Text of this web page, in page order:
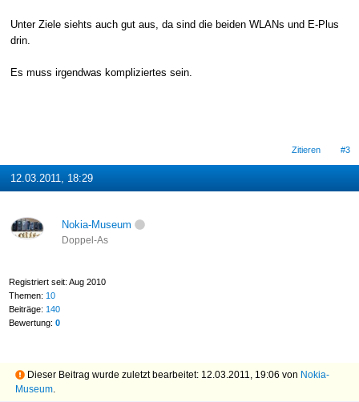
Unter Ziele siehts auch gut aus, da sind die beiden WLANs und E-Plus
drin.
Es muss irgendwas kompliziertes sein.
Zitieren #3
12.03.2011, 18:29
Nokia-Museum
Doppel-As
Registriert seit: Aug 2010
Themen: 10
Beiträge: 140
Bewertung: 0
Dieser Beitrag wurde zuletzt bearbeitet: 12.03.2011, 19:06 von Nokia-
Museum